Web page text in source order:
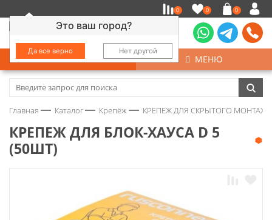
Это ваш город?
Да все верно Нет другой
0 0 0
КАТАЛОГ МЕНЮ
Замочно-скобяные изделия
Колеса
Круги и абразивы
Главная Каталог Крепёж КРЕПЕЖ ДЛЯ СКРЫТОГО МОНТАЖА
КРЕПЕЖ ДЛЯ БЛОК-ХАУСА D 5
(50ШТ)